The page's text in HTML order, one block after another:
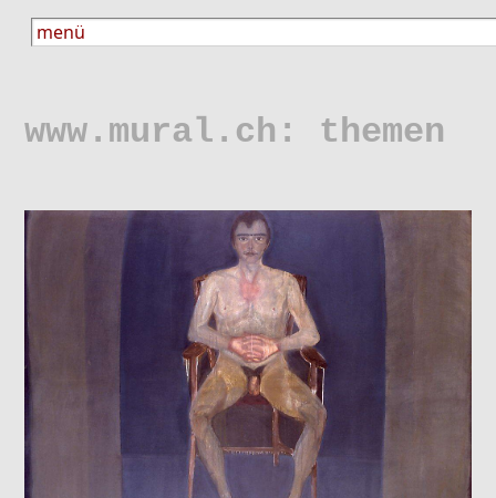
www.mural.ch: themen